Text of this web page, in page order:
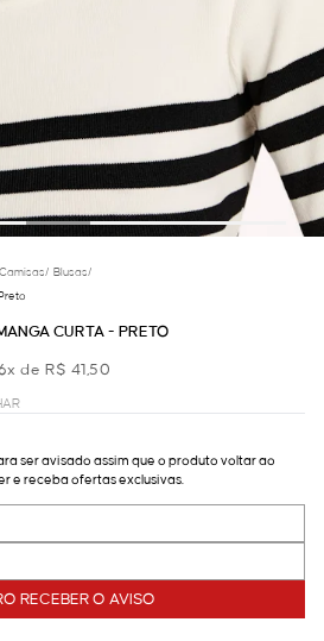
/ Blusas/
CURTA - PRETO
de R$ 41,50
ser avisado assim que o produto voltar ao
e receba ofertas exclusivas.
RECEBER O AVISO